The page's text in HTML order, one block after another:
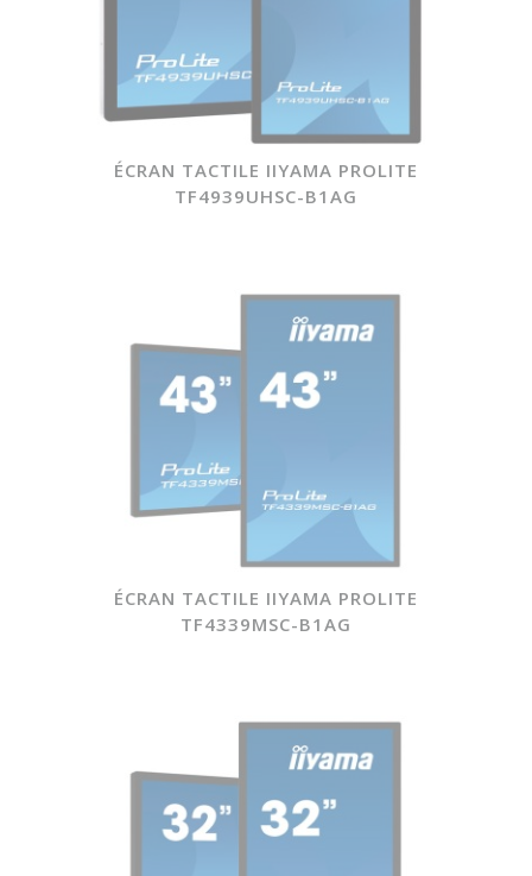
ÉCRAN TACTILE IIYAMA PROLITE
TF4939UHSC-B1AG
ÉCRAN TACTILE IIYAMA PROLITE
TF4339MSC-B1AG